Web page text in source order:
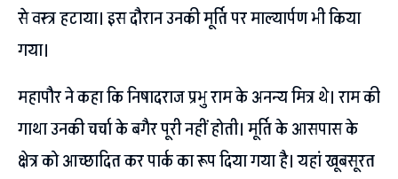
से वस्त्र हटाया। इस दौरान उनकी मूर्ति पर माल्यार्पण भी किया
गया।
महापौर ने कहा कि निषादराज प्रभु राम के अनन्य मित्र थे। राम की
गाथा उनकी चर्चा के बगैर पूरी नहीं होती। मूर्ति के आसपास के
क्षेत्र को आच्छादित कर पार्क का रूप दिया गया है। यहां खूबसूरत